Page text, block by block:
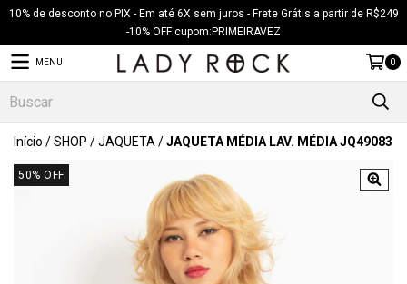
10% de desconto no PIX - Em até 6X sem juros - Frete Grátis a partir de R$249
-10% OFF cupom:PRIMEIRAVEZ
MENU 0
Início /SHOP /JAQUETA /JAQUETA MÉDIA LAV. MÉDIA JQ49083
50% OFF